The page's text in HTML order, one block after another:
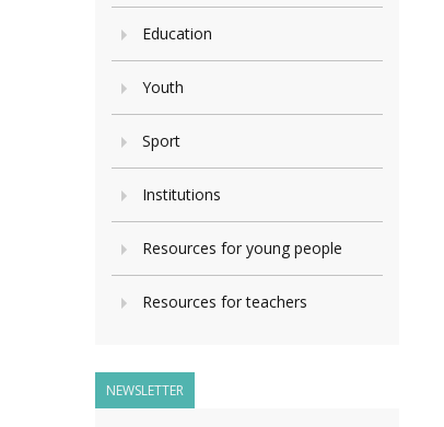
Education
Youth
Sport
Institutions
Resources for young people
Resources for teachers
NEWSLETTER